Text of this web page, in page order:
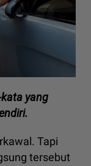
yang
Tapi
tersebut